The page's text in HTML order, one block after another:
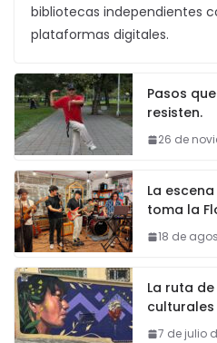
bibliotecas independientes
plataformas digitales.
Pasos
resisten.
26 de
La
toma la
18 de
La ruta
culturales
7 de julio